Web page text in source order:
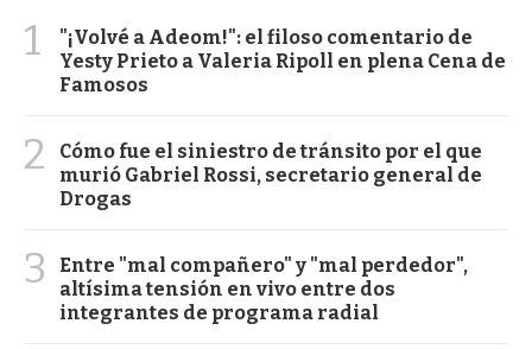
1
"¡Volvé a Adeom!": el filoso comentario de
Yesty Prieto a Valeria Ripoll en plena Cena de
Famosos
2
Cómo fue el siniestro de tránsito por el que
murió Gabriel Rossi, secretario general de
Drogas
3
Entre "mal compañero" y "mal perdedor",
altísima tensión en vivo entre dos
integrantes de programa radial